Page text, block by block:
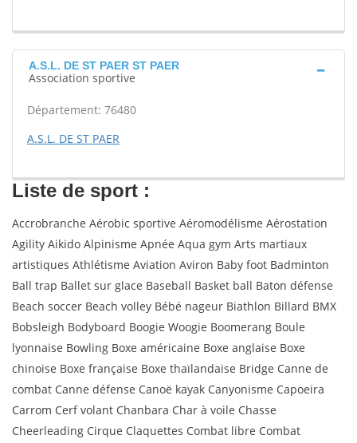
A.S.L. DE ST PAER ST PAER
Association sportive
Département: 76480
A.S.L. DE ST PAER
Liste de sport :
Accrobranche Aérobic sportive Aéromodélisme Aérostation
Agility Aikido Alpinisme Apnée Aqua gym Arts martiaux
artistiques Athlétisme Aviation Aviron Baby foot Badminton
Ball trap Ballet sur glace Baseball Basket ball Baton défense
Beach soccer Beach volley Bébé nageur Biathlon Billard BMX
Bobsleigh Bodyboard Boogie Woogie Boomerang Boule
lyonnaise Bowling Boxe américaine Boxe anglaise Boxe
chinoise Boxe française Boxe thaïlandaise Bridge Canne de
combat Canne défense Canoë kayak Canyonisme Capoeira
Carrom Cerf volant Chanbara Char à voile Chasse
Cheerleading Cirque Claquettes Combat libre Combat